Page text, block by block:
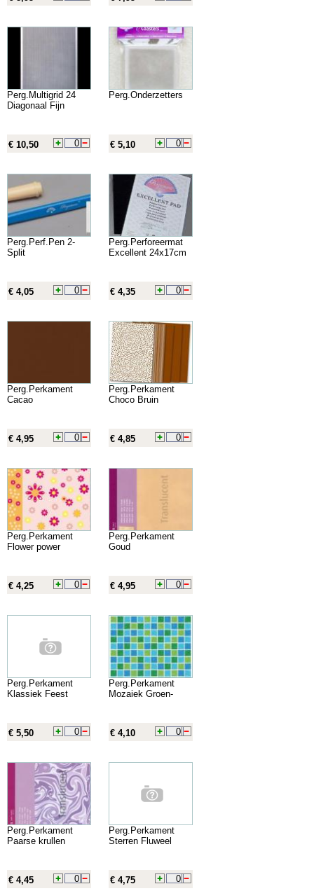
Perg.Multigrid 24
Diagonaal Fijn
€ 10,50
Perg.Onderzetters
€ 5,10
Perg.Perf.Pen 2-
Split
€ 4,05
Perg.Perforeermat
Excellent 24x17cm
€ 4,35
Perg.Perkament
Cacao
€ 4,95
Perg.Perkament
Choco Bruin
€ 4,85
Perg.Perkament
Flower power
€ 4,25
Perg.Perkament
Goud
€ 4,95
Perg.Perkament
Klassiek Feest
€ 5,50
Perg.Perkament
Mozaiek Groen-
€ 4,10
Perg.Perkament
Paarse krullen
€ 4,45
Perg.Perkament
Sterren Fluweel
€ 4,75